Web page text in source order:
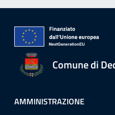
Comune di
AMMINISTRAZIONE